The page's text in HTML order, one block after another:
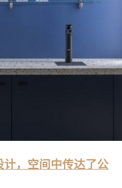
，空间中传达了公